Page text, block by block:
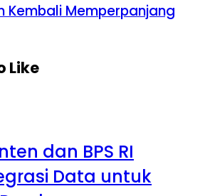
Kembali Memperpanjang
Like
dan BPS RI
Data untuk